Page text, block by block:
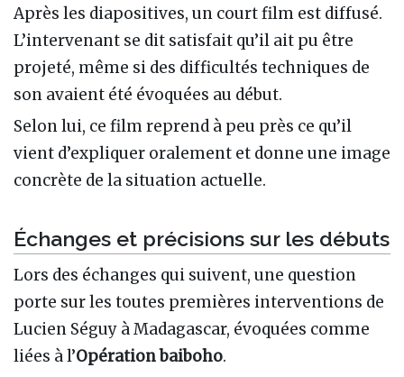
Après les diapositives, un court film est diffusé.
L’intervenant se dit satisfait qu’il ait pu être
projeté, même si des difficultés techniques de
son avaient été évoquées au début.
Selon lui, ce film reprend à peu près ce qu’il
vient d’expliquer oralement et donne une image
concrète de la situation actuelle.
Échanges et précisions sur les débuts
Lors des échanges qui suivent, une question
porte sur les toutes premières interventions de
Lucien Séguy à Madagascar, évoquées comme
liées à l’Opération baiboho.